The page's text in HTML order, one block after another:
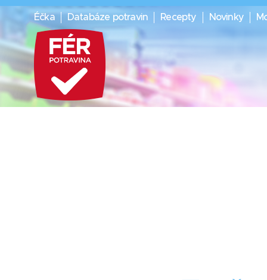
Éčka Databáze potravin Recepty Novinky